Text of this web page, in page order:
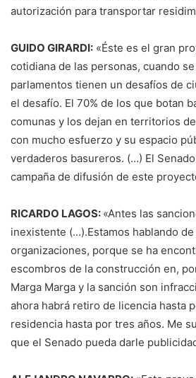
autorización para transportar
GUIDO GIRARDI: «Éste es el gran
cotidiana de las personas, cuando
parlamentos tienen un desafíos de
el desafío. El 70% de los que botan
comunas y los dejan en territorios
con mucho esfuerzo y su espacio
verdaderos basureros. (…) El
campaña de difusión de este
RICARDO LAGOS: «Antes las
inexistente (…).Estamos hablando
organizaciones, porque se ha
escombros de la construcción en,
Marga Marga y la sanción son
ahora habrá retiro de licencia hasta
residencia hasta por tres años. Me
que el Senado pueda darle